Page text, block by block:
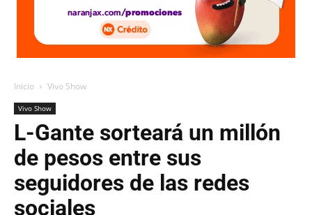
Inicio Vivo Show
Vivo Show
L-Gante sorteará un millón
de pesos entre sus
seguidores de las redes
sociales